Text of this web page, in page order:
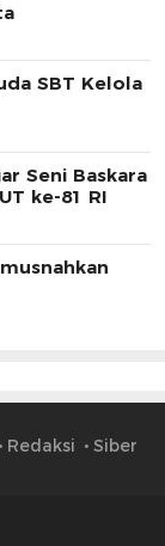
SBT Kelola
Seni Baskara
ke-81 RI
Redaksi Siber